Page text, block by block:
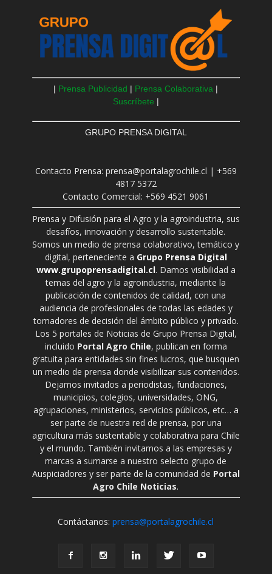
| Prensa Publicidad | Prensa Colaborativa |
Suscríbete |
GRUPO PRENSA DIGITAL
Contacto Prensa: prensa@portalagrochile.cl | +569
4817 5372
Contacto Comercial: +569 4521 9061
Prensa y Difusión para el Agro y la agroindustria, sus
desafíos, innovación y desarrollo sustentable.
Somos un medio de prensa colaborativo, temático y
digital, perteneciente a Grupo Prensa Digital
www.grupoprensadigital.cl. Damos visibilidad a
temas del agro y la agroindustria, mediante la
publicación de contenidos de calidad, con una
audiencia de profesionales de todas las edades y
tomadores de decisión del ámbito público y privado.
Los 5 portales de Noticias de Grupo Prensa Digital,
incluido Portal Agro Chile, publican en forma
gratuita para entidades sin fines lucros, que busquen
un medio de prensa donde visibilizar sus contenidos.
Dejamos invitados a periodistas, fundaciones,
municipios, colegios, universidades, ONG,
agrupaciones, ministerios, servicios públicos, etc… a
ser parte de nuestra red de prensa, por una
agricultura más sustentable y colaborativa para Chile
y el mundo. También invitamos a las empresas y
marcas a sumarse a nuestro selecto grupo de
Auspiciadores y ser parte de la comunidad de Portal
Agro Chile Noticias.
Contáctanos:prensa@portalagrochile.cl